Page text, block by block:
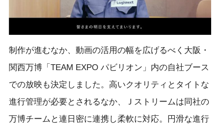
制作が進むなか、動画の活用の幅を広げるべく大阪・
関西万博「TEAM EXPO パビリオン」内の自社ブース
での放映も決定しました。高いクオリティとタイトな
進行管理が必要とされるなか、Ｊストリームは同社の
万博チームと連日密に連携し柔軟に対応。円滑な進行